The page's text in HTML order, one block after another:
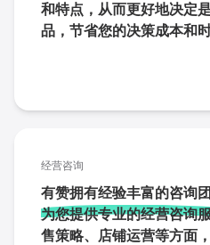
和特点，从而更好地决定
品，节省您的决策成本和
经营咨询
有赞拥有经验丰富的咨询
为您提供专业的经营咨询
售策略、店铺运营等方面